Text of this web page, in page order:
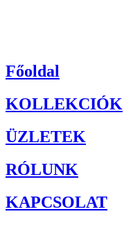
Főoldal
KOLLEKCIÓK
ÜZLETEK
RÓLUNK
KAPCSOLAT